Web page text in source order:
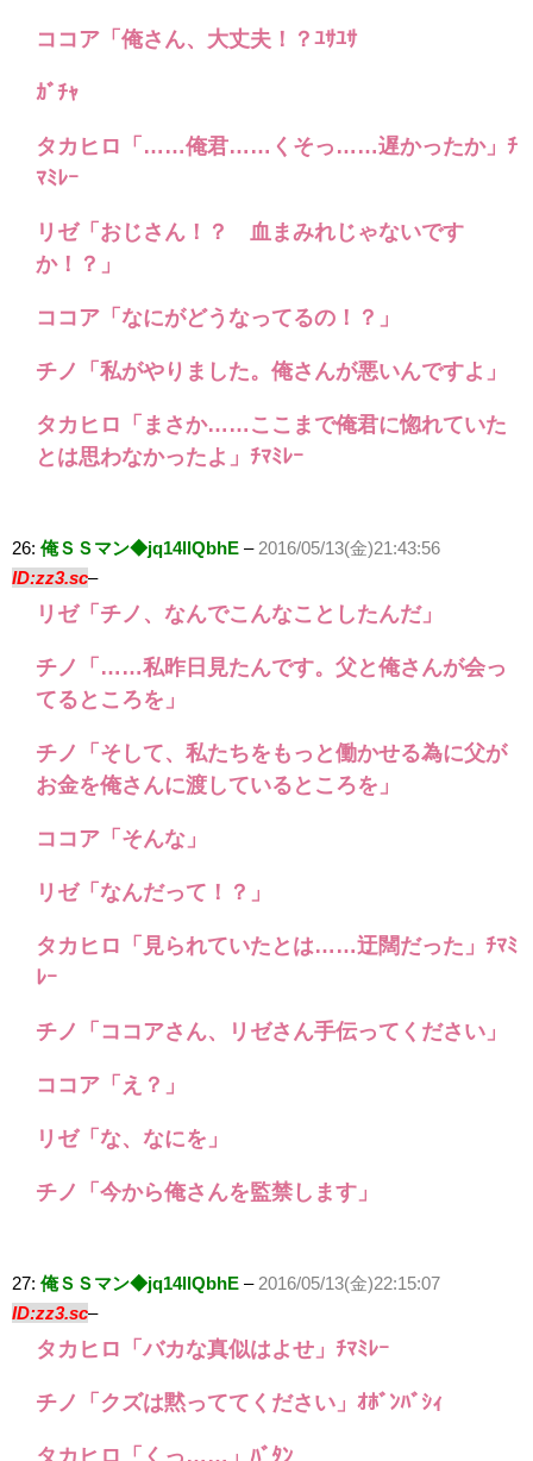
ココア「俺さん、大丈夫！？ﾕｻﾕｻ
ｶﾞﾁｬ
タカヒロ「……俺君……くそっ……遅かったか」ﾁ
ﾏﾐﾚｰ
リゼ「おじさん！？ 血まみれじゃないです
か！？」
ココア「なにがどうなってるの！？」
チノ「私がやりました。俺さんが悪いんですよ」
タカヒロ「まさか……ここまで俺君に惚れていた
とは思わなかったよ」ﾁﾏﾐﾚｰ
26: 俺ＳＳマン◆jq14llQbhE –2016/05/13(金)21:43:56
ID:zz3.sc–
リゼ「チノ、なんでこんなことしたんだ」
チノ「……私昨日見たんです。父と俺さんが会っ
てるところを」
チノ「そして、私たちをもっと働かせる為に父が
お金を俺さんに渡しているところを」
ココア「そんな」
リゼ「なんだって！？」
タカヒロ「見られていたとは……迂闊だった」ﾁﾏﾐ
ﾚｰ
チノ「ココアさん、リゼさん手伝ってください」
ココア「え？」
リゼ「な、なにを」
チノ「今から俺さんを監禁します」
27: 俺ＳＳマン◆jq14llQbhE –2016/05/13(金)22:15:07
ID:zz3.sc–
タカヒロ「バカな真似はよせ」ﾁﾏﾐﾚｰ
チノ「クズは黙っててください」ｵﾎﾞﾝﾊﾞｼｨ